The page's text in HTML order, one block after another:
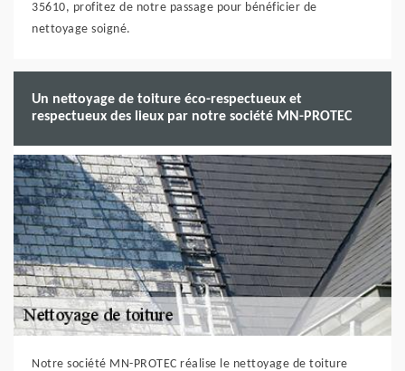
35610, profitez de notre passage pour bénéficier de
nettoyage soigné.
Un nettoyage de toiture éco-respectueux et
respectueux des lieux par notre société MN-PROTEC
Notre société MN-PROTEC réalise le nettoyage de toiture